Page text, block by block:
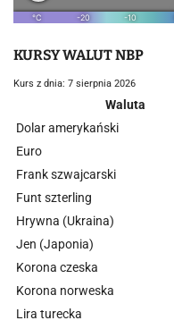
KURSY WALUT NBP
Kurs z dnia: 7 sierpnia 2026
Waluta
Dolar amerykański
Euro
Frank szwajcarski
Funt szterling
Hrywna (Ukraina)
Jen (Japonia)
Korona czeska
Korona norweska
Lira turecka